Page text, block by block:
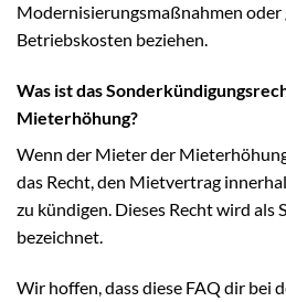
Modernisierungsmaßnahmen oder
Betriebskosten beziehen.
Was ist das
Mieterhöhung?
Wenn der Mieter der
das Recht, den Mietvertrag
zu kündigen. Dieses Recht wird als
bezeichnet.
Wir hoffen, dass diese FAQ dir bei